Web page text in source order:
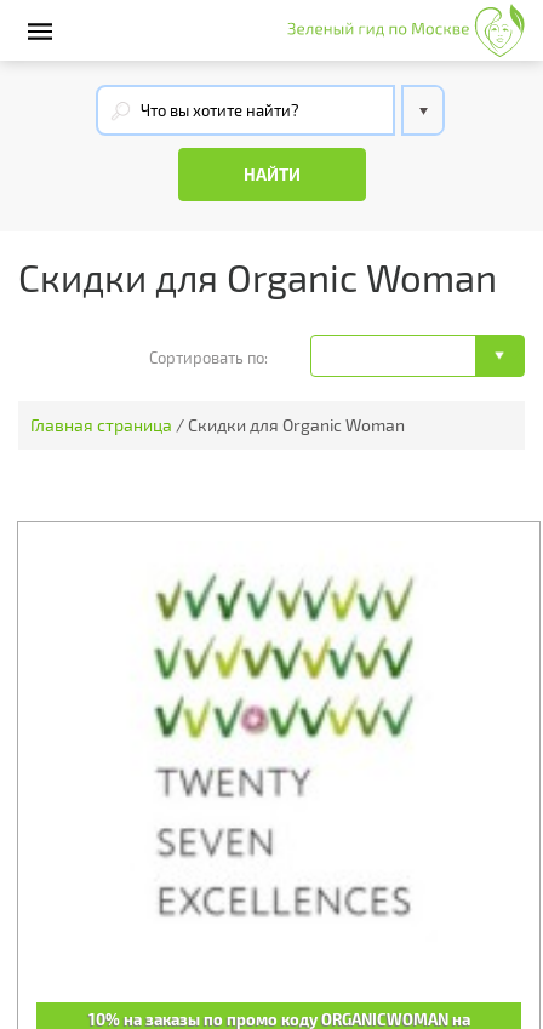
Скидки для Organic Woman
Сортировать по:
Главная страница / Скидки для Organic Woman
10% на заказы по промо коду ORGANICWOMAN на